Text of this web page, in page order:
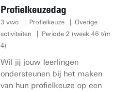
Profielkeuzedag
3 vwo Profielkeuze
Overige
activiteiten
Periode 2 (week 46 t/m
4)
Wil jij jouw leerlingen
ondersteunen bij het maken
van hun profielkeuze op een